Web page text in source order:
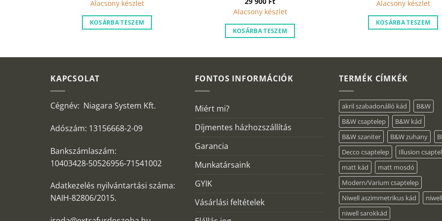
Alacsony készlet
KOSÁRBA TESZEM
Alacsony készlet
KOSÁRBA TESZEM
Alacsony készlet
KOSÁRBA TESZEM
KAPCSOLAT
Cégnév: Niagara System Kft.
Adószám: 13156668-2-09
Bankszámlaszám:
10403428-50526956-71541002
Adatkezelés nyilvántartási száma:
NAIH-82806/2015.
FONTOS INFORMÁCIÓK
Miért mi?
Díjmentes házhozszállítás
Garancia
Munkatársaink
GYIK
Vásárlási feltételek
TERMÉK CÍMKÉK
akril szabadonálló kád
B&W
B&W csaptelep
B&W kád
B&W szaniter
B&W zuhany
Decco csaptelep
Illusion
matt kád
matt mosdó
Modern/Varium csaptelep
Niwell aszimmetrikus kád
niwell sarokkád